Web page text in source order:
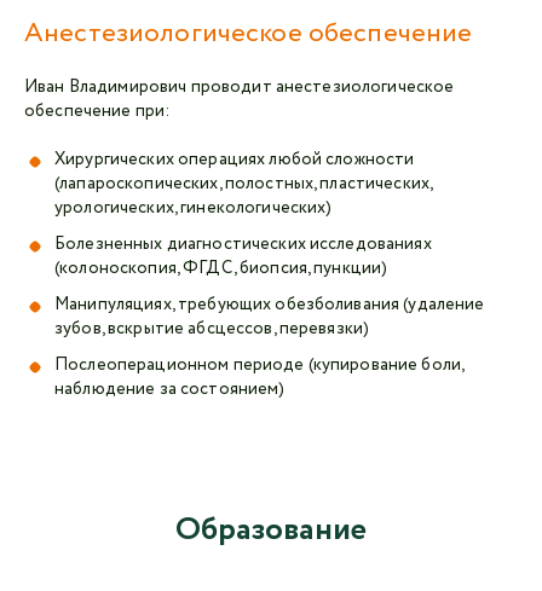
Анестезиологическое обеспечение
Иван Владимирович проводит анестезиологическое
обеспечение при:
Хирургических операциях любой сложности
(лапароскопических, полостных, пластических,
урологических, гинекологических)
Болезненных диагностических исследованиях
(колоноскопия, ФГДС, биопсия, пункции)
Манипуляциях, требующих обезболивания (удаление
зубов, вскрытие абсцессов, перевязки)
Послеоперационном периоде (купирование боли,
наблюдение за состоянием)
Образование